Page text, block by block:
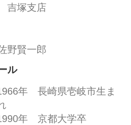
吉塚支店
野賢一郎
ル
年 長崎県壱岐市生ま
年 京都大学卒